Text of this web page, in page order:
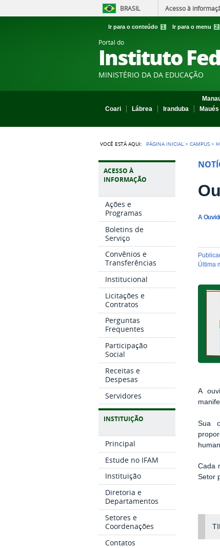
BRASIL Acesso à
Ir para o conteúdo 1 Ir para o menu 2
Portal do
Instituto
MINISTÉRIO DA DA EDUCAÇÃO
Coari
Lábrea Iranduba Maués
VOCÊ ESTÁ AQUI: PÁGINA INICIAL >CAMPUS >
ACESSO À
INFORMAÇÃO
Ações e
Programas
Boletins de
Serviço
Convênios e
Transferências
Institucional
Licitações e
Contratos
Perguntas
Frequentes
Participação
Social
Receitas e
Despesas
Servidores
INSTITUIÇÃO
Principal
Estude no IFAM
Instituição
Diretoria e
Departamentos
Setores e
Coordenações
Contatos
A
A
Sua
Cada
Setor